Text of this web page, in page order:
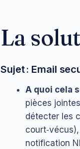
La
Sujet : Email
A quoi cela
pièces
détecter les
notification